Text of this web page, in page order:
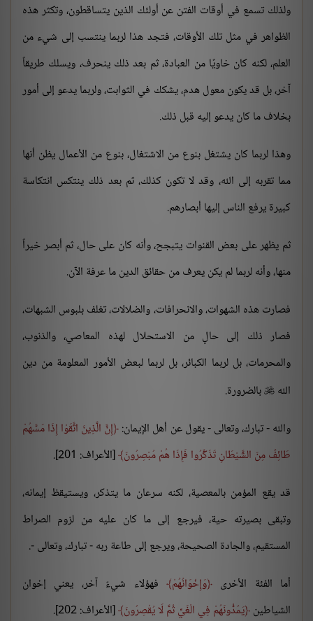
ولذلك تسمع في أوقات الفتن عن أولئك الذين يتساقطون، وتكثر هذه
الظواهر في مثل تلك الأوقات، فتجد هذا لربما ينتسب إلى شيء من
العلم، لكنه كان خاويًا من العبادة، ثم بعد ذلك ينحرف، ويسلك طريقاً
آخر، بل قد يكون معول هدم، يشكك في الثوابت، ولربما يدعو إلى أمور
بخلاف ما كان يدعو إليه قبل ذلك.
وهذا لربما كان يشتغل بنوع من الاشتغال، بنوع من الأعمال يظن أنها
مما تقربه إلى الله، وقد لا تكون كذلك، ثم بعد ذلك ينتكس انتكاسة
كبيرة يرفع الناس إليها أبصارهم.
ثم يظهر على بعض القنوات يتبجح، وأنه كان على حال، ثم أبصر خيراً
منها، وأنه لربما لم يكن يعرف من حقائق الدين ما عرفة الآن.
فصارت هذه الشهوات، والانحرافات، والضلالات، تغلف بلبوس الشبهات،
فصار ذلك إلى حالٍ من الاستحلال لهذه المعاصي، والذنوب،
والمحرمات، بل لربما الكبائر، بل لربما لبعض الأمور المعلومة من دين
الله  بالضرورة.
والله - تبارك، وتعالى - يقول عن أهل الإيمان: إِنَّ الَّذِينَ اتَّقَوْا إِذَا مَسَّهُمْ
طَائِفٌ مِنَ الشَّيْطَانِ تَذَكَّرُوا فَإِذَا هُمْ مُبْصِرُونَ [الأعراف: 201].
قد يقع المؤمن بالمعصية، لكنه سرعان ما يتذكر، ويستيقظ إيمانه،
وتبقى بصيرته حية، فيرجع إلى ما كان عليه من لزوم الصراط
المستقيم، والجادة الصحيحة، ويرجع إلى طاعة ربه - تبارك، وتعالى -.
أما الفئة الأخرى وَإِخْوَانُهُمْ
فهؤلاء شيءٌ آخر، يعني إخوان
الشياطين يَمُدُّونَهُمْ فِي الْغَيِّ ثُمَّ لَا يُقْصِرُونَ [الأعراف: 202].